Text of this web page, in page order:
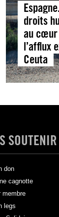
droits
au cœur
l’afflux
Ceuta
SOUTENIR
don
cagnotte
membre
legs